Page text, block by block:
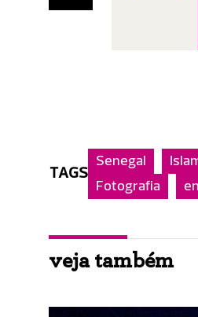
TAGS
Senegal
Fotografia
veja também